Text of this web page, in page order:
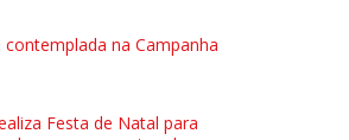
contemplada na Campanha
Festa de Natal para